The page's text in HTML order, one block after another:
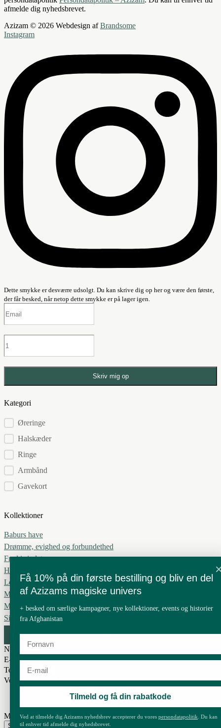
afmelde dig nyhedsbrevet.
Azizam © 2026 Webdesign afBrandsome
Instagram
Få 10% på din første bestilling og bliv en del
af Azizams magiske univers
+ besked om særlige kampagner, nye kollektioner, events og historier
fra Afghanistan
Tilmeld og få din rabatkode
Ved at tilmelde dig Azizams nyhedsbrev accepterer du vores persondatapolitik . Du kan
til enhver tid afmelde dig nyhedsbrevet.
Dette smykke er desværre udsolgt. Du kan skrive dig op her og være den første,
der får besked, når netop dette smykke er på lager igen.
Skriv mig op
Kategori
Kategorier
Øreringe
Halskæder
Ringe
Armbånd
Gavekort
Kollektioner
Baburs have
Drømme, evighed og forbundethed
Fred i sindet
Håbets blad
Leve i harmoni
Min Blomst
Mit ønske
Silkevejen
Gem
Navn
E-mail
Telefon nr.
Vedrørende
Meddelelse
Send